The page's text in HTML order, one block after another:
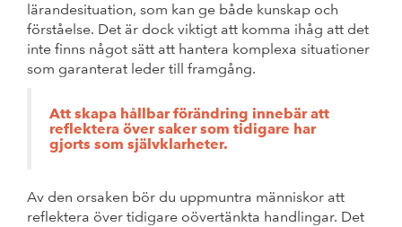
lärandesituation, som kan ge både kunskap och
förståelse. Det är dock viktigt att komma ihåg att det
inte finns något sätt att hantera komplexa situationer
som garanterat leder till framgång.
Att skapa hållbar förändring innebär att
reflektera över saker som tidigare har
gjorts som självklarheter.
Av den orsaken bör du uppmuntra människor att
reflektera över tidigare oövertänkta handlingar. Det